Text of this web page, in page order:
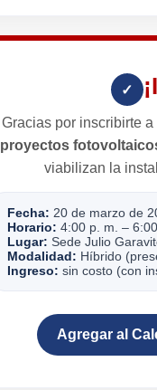
✓
Gracias por inscribirte a
proyectos
viabilizan la
Fecha: 20 de marzo de
Horario: 4:00 p. m. –
Lugar: Sede Julio
Modalidad: Híbrido
Ingreso: sin costo (con
Agregar al